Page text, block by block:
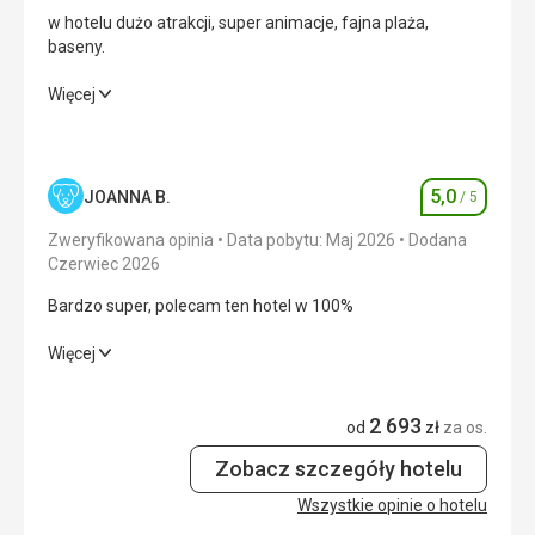
w hotelu dużo atrakcji, super animacje, fajna plaża,
baseny.
w hotelu dużo atrakcji, super animacje, fajna plaża,
Zakwaterowanie 4,0/ 5
Okolica
Usługi
Cena
meduzy, rośliny ale może dlatego, że był duży wiatr. Nowe
parasole, zawsze było miejsce do wypoczynku
Więcej
JOANNA B. Ocena
5,0 / 5
Zweryfikowana opinia Data pobytu: Maj 2026
Dodana
Czerwiec 2026
Bardzo super, polecam ten hotel w 100%
Bardzo super, polecam ten hotel w 100%
5,0/ 5
5,0/ 5
Więcej
od 2 693 zł za os.
Zobacz szczegóły hotelu
Wszystkie opinie o hotelu